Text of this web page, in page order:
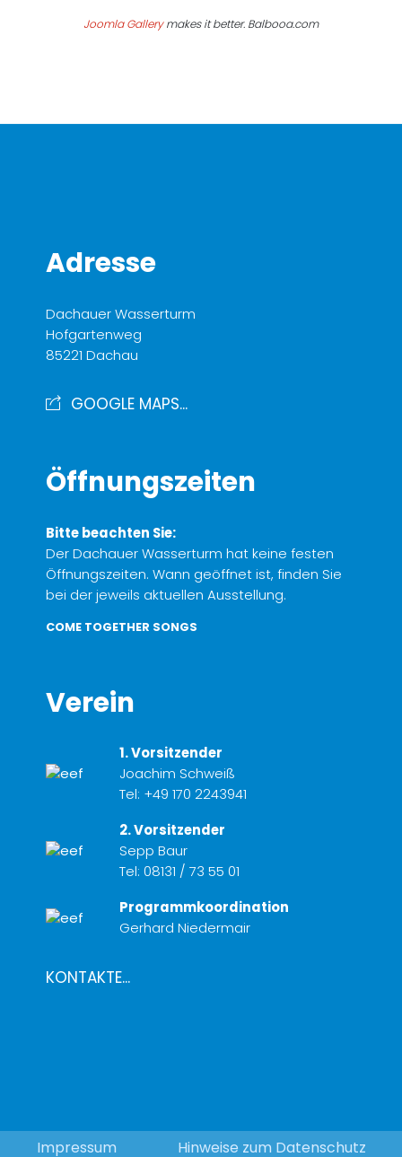
Joomla Gallerymakes it better. Balbooa.com
Adresse
Dachauer Wasserturm
Hofgartenweg
85221 Dachau
GOOGLE MAPS...
Öffnungszeiten
Bitte beachten Sie:
Der Dachauer Wasserturm hat keine festen
Öffnungszeiten. Wann geöffnet ist, finden Sie
bei der jeweils aktuellen Ausstellung.
COME TOGETHER SONGS
Verein
1. Vorsitzender
Joachim Schweiß
Tel: +49 170 2243941
2. Vorsitzender
Sepp Baur
Tel: 08131 / 73 55 01
Programmkoordination
Gerhard Niedermair
KONTAKTE...
Impressum Hinweise zum Datenschutz